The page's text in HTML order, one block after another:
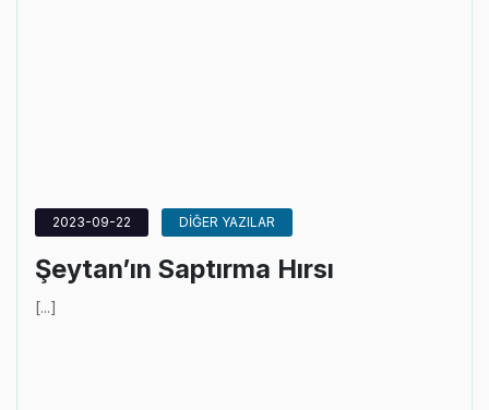
2023-09-22 DİĞER YAZILAR
Şeytan’ın Saptırma Hırsı
[...]